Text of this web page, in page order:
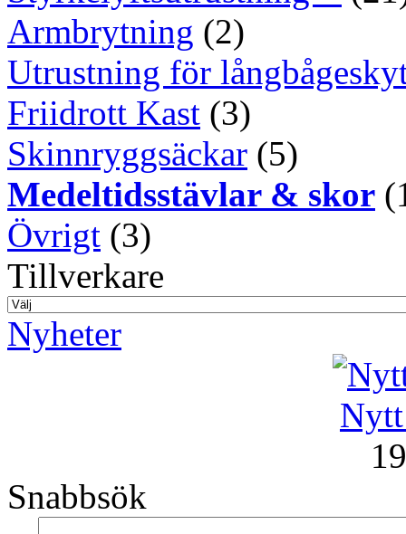
Armbrytning (2)
Utrustning för
Friidrott Kast (3)
Skinnryggsäckar (5)
Medeltidsstävlar & skor
Övrigt (3)
Tillverkare
Nyheter
Snabbsök